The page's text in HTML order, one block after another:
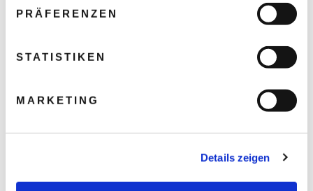
PRÄFERENZEN
STATISTIKEN
MARKETING
Details zeigen